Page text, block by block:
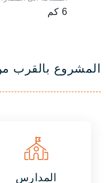
6 كم
المشروع بالقرب
المدارس